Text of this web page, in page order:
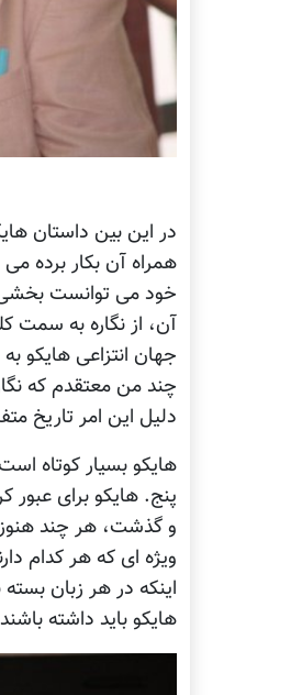
در این بین داستان
همراه آن بکار برده
خود می توانست بخشی
آن، از نگاره به سمت
جهان انتزاعی هایکو
چند من معتقدم که
دلیل این امر تاریخ
هایکو بسیار کوتاه
پنج. هایکو برای
و گذشت، هر چند
ويژه ای که هر کدام
اینکه در هر زبان
هایکو باید داشته